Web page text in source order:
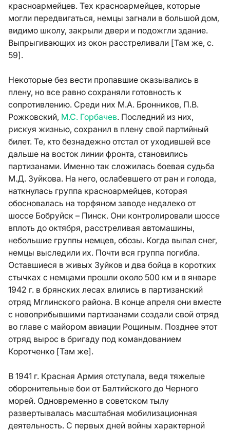
красноармейцев. Тех красноармейцев, которые
могли передвигаться, немцы загнали в большой дом,
видимо школу, закрыли двери и подожгли здание.
Выпрыгивающих из окон расстреливали [Там же, с.
59].
Некоторые без вести пропавшие оказывались в
плену, но все равно сохраняли готовность к
сопротивлению. Среди них М.А. Бронников, П.В.
Рожковский, М.С. Горбачев. Последний из них,
рискуя жизнью, сохранил в плену свой партийный
билет. Те, кто безнадежно отстал от уходившей все
дальше на восток линии фронта, становились
партизанами. Именно так сложилась боевая судьба
М.Д. Зуйкова. На него, ослабевшего от ран и голода,
наткнулась группа красноармейцев, которая
обосновалась на торфяном заводе недалеко от
шоссе Бобруйск – Пинск. Они контролировали шоссе
вплоть до октября, расстреливая автомашины,
небольшие группы немцев, обозы. Когда выпал снег,
немцы выследили их. Почти вся группа погибла.
Оставшиеся в живых Зуйков и два бойца в коротких
стычках с немцами прошли около 500 км и в январе
1942 г. в брянских лесах влились в партизанский
отряд Мглинского района. В конце апреля они вместе
с новоприбывшими партизанами создали свой отряд
во главе с майором авиации Рощиным. Позднее этот
отряд вырос в бригаду под командованием
Коротченко [Там же].
В 1941 г. Красная Армия отступала, ведя тяжелые
оборонительные бои от Балтийского до Черного
морей. Одновременно в советском тылу
развертывалась масштабная мобилизационная
деятельность. С первых дней войны характерной